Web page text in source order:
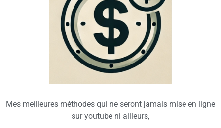
Mes meilleures méthodes qui ne seront jamais mise en ligne
suryoutube ni ailleurs,